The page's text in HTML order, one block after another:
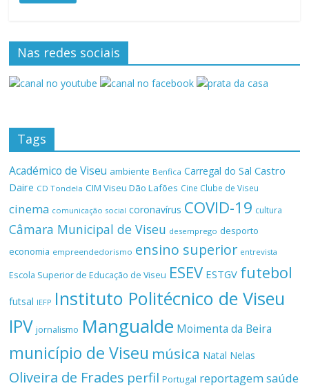
Nas redes sociais
Tags
Académico de Viseu ambiente Benfica Carregal do Sal Castro
Daire CD Tondela CIM Viseu Dão Lafões Cine Clube de Viseu
cinema comunicação social coronavírus COVID-19 cultura
Câmara Municipal de Viseu desemprego desporto
economia empreendedorismo ensino superior entrevista
Escola Superior de Educação de Viseu ESEV ESTGV futebol
futsal IEFP Instituto Politécnico de Viseu
IPV jornalismo Mangualde Moimenta da Beira
município de Viseu música Natal Nelas
Oliveira de Frades perfil Portugal reportagemsaúde